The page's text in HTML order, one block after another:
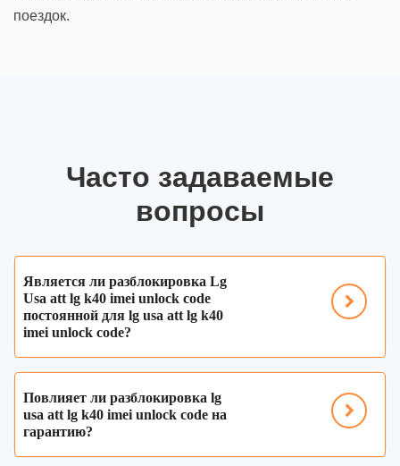
поездок.
Часто задаваемые
вопросы
Является ли разблокировка Lg
Usa att lg k40 imei unlock code
постоянной для lg usa att lg k40
imei unlock code?
Повлияет ли разблокировка lg
usa att lg k40 imei unlock code на
гарантию?